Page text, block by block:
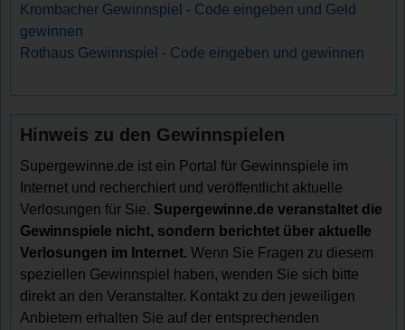
Krombacher Gewinnspiel - Code eingeben und Geld
gewinnen
Rothaus Gewinnspiel - Code eingeben und gewinnen
Hinweis zu den Gewinnspielen
Supergewinne.de ist ein Portal für Gewinnspiele im
Internet und recherchiert und veröffentlicht aktuelle
Verlosungen für Sie. Supergewinne.de veranstaltet die
Gewinnspiele nicht, sondern berichtet über aktuelle
Verlosungen im Internet. Wenn Sie Fragen zu diesem
speziellen Gewinnspiel haben, wenden Sie sich bitte
direkt an den Veranstalter. Kontakt zu den jeweiligen
Anbietern erhalten Sie auf der entsprechenden